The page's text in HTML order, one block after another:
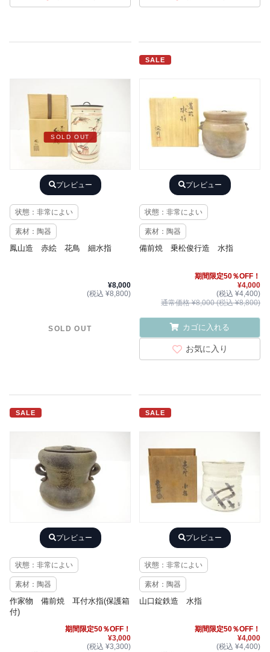
SOLD OUT
プレビュー
状態：非常によい
素材：陶器
鳳山造 赤絵 花鳥 細水指
¥8,000
(税込 ¥8,800)
SOLD OUT
SALE
プレビュー
状態：非常によい
素材：陶器
備前焼 乗松俊行造 水指
期間限定50％OFF！
¥4,000
(税込 ¥4,400)
通常価格 ¥8,000 (税込 ¥8,800)
カゴに入れる
お気に入り
SALE
プレビュー
状態：非常によい
素材：陶器
作家物 備前焼 耳付水指(保護箱
付)
期間限定50％OFF！
¥3,000
(税込 ¥3,300)
SALE
プレビュー
状態：非常によい
素材：陶器
山口錠鉄造 水指
期間限定50％OFF！
¥4,000
(税込 ¥4,400)